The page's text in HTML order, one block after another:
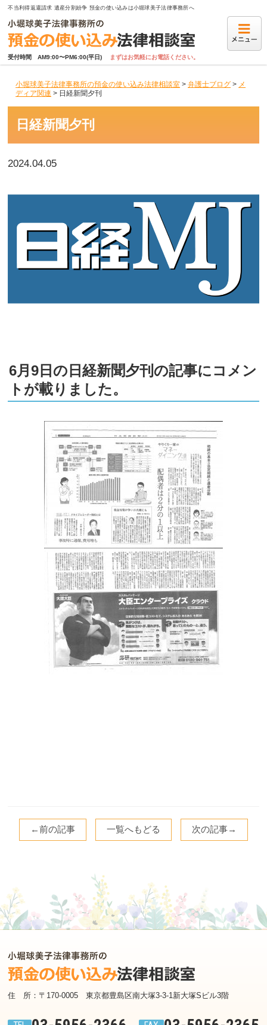
不当利得返還請求 遺産分割紛争 預金の使い込みは小堀球美子法律事務所へ
受付時間　AM9:00〜PM6:00(平日) まずはお気軽にお電話ください。
小堀球美子法律事務所の預金の使い込み法律相談室 >弁護士ブログ > メ
ディア関連 > 日経新聞夕刊
日経新聞夕刊
2024.04.05
6月9日の日経新聞夕刊の記事にコメン
トが載りました。
←前の記事 一覧へもどる 次の記事→
住　所：〒170-0005　東京都豊島区南大塚3-3-1新大塚Sビル3階